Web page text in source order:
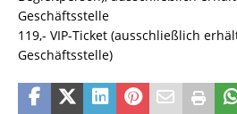
Geschäftsstelle
119,- VIP-Ticket (ausschließlich
Geschäftsstelle)